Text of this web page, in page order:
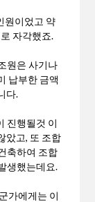
원이었고 약
자각했죠.
원은 사기나
납부한 금액
다.
진행될것 이
았고, 또 조합
축하여 조합
생했는데요.
가에게는 이